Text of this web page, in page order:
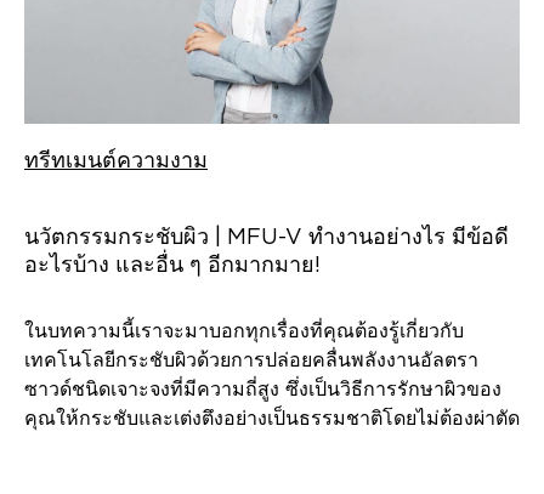
ทรีทเมนต์ความงาม
นวัตกรรมกระชับผิว | MFU-V ทำงานอย่างไร มีข้อดี
อะไรบ้าง และอื่น ๆ อีกมากมาย!
ในบทความนี้เราจะมาบอกทุกเรื่องที่คุณต้องรู้เกี่ยวกับ
เทคโนโลยีกระชับผิวด้วยการปล่อยคลื่นพลังงานอัลตรา
ซาวด์ชนิดเจาะจงที่มีความถี่สูง ซึ่งเป็นวิธีการรักษาผิวของ
คุณให้กระชับและเต่งตึงอย่างเป็นธรรมชาติโดยไม่ต้องผ่าตัด